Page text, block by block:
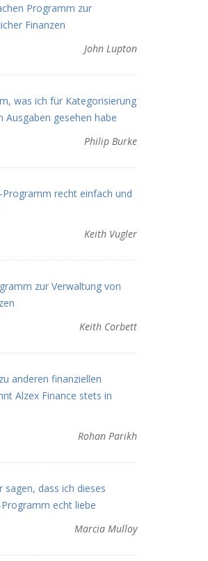
Programm zur
Finanzen
John Lupton
was ich für Kategorisierung
Ausgaben gesehen habe
Philip Burke
Programm recht einfach und
Keith Vugler
zur Verwaltung von
Keith Corbett
anderen finanziellen
Alzex Finance stets in
Rohan Parikh
sagen, dass ich dieses
echt liebe
Marcia Mulloy